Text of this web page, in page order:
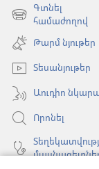
նոր
պատուհան)
Գտնել
համաժողով
(բացվում
նոր
պատուհան)
Թարմ նյութեր
Տեսանյութեր
Աուդիո
Որոնել